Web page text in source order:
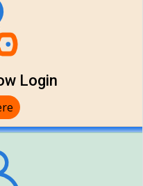
Login